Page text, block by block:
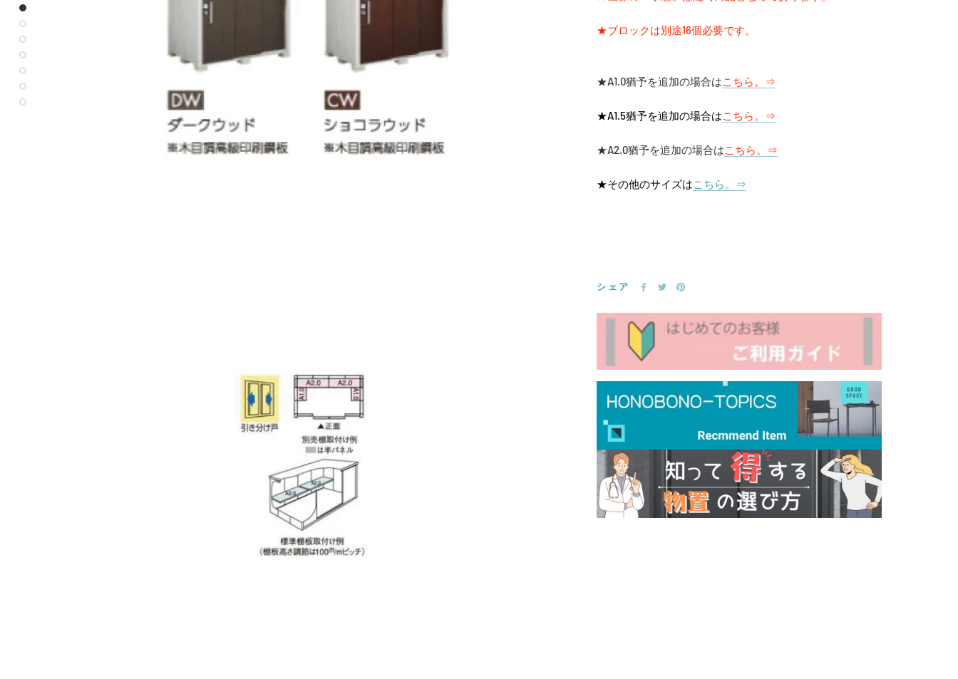
★ブロックは別途16個必要です。
★A1.0猶予を追加の場合はこちら。⇒
★A1.5猶予を追加の場合はこちら。⇒
★A2.0猶予を追加の場合はこちら。⇒
★その他のサイズはこちら。⇒
シェア